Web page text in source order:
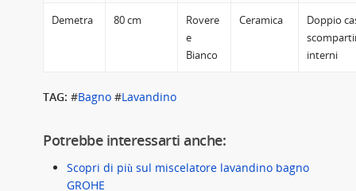
Demetra 80 cm
Rovere
e
Bianco
Ceramica
Doppio
interni
TAG: #Bagno #Lavandino
Potrebbe interessarti anche:
Scopri di più sul miscelatore lavandino bagno
GROHE